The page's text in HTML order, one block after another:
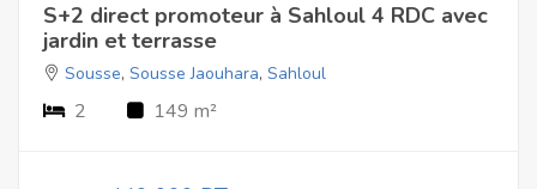
S+2 direct promoteur à Sahloul 4 RDC avec
jardin et terrasse
Sousse, Sousse Jaouhara, Sahloul
2 149 m²